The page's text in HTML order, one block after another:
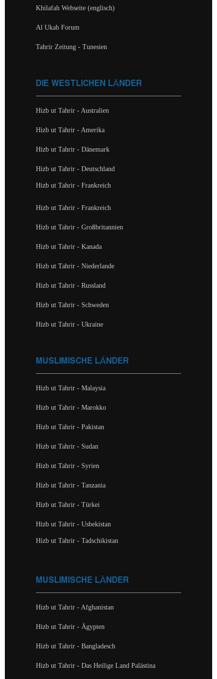
Khilafah Webseite (englisch)
Al Ukab Forum
Tahrir Zeitung - Tunesien
DIE WESTLICHEN LÄNDER
Hizb ut Tahrir - Australien
Hizb ut Tahrir - Amerika
Hizb ut Tahrir - Dänemark
Hizb ut Tahrir - Deutschland
Hizb ut Tahrir - Frankreich
Hizb ut Tahrir - Frankreich
Hizb ut Tahrir - Großbritannien
Hizb ut Tahrir - Kanada
Hizb ut Tahrir - Niederlande
Hizb ut Tahrir - Russland
Hizb ut Tahrir - Schweden
Hizb ut Tahrir - Ukraine
MUSLIMISCHE LÄNDER
Hizb ut Tahrir - Malaysia
Hizb ut Tahrir - Marokko
Hizb ut Tahrir - Pakistan
Hizb ut Tahrir - Sudan
Hizb ut Tahrir - Syrien
Hizb ut Tahrir - Tanzania
Hizb ut Tahrir - Türkei
Hizb ut Tahrir - Usbekistan
Hizb ut Tahrir - Tadschikistan
MUSLIMISCHE LÄNDER
Hizb ut Tahrir - Afghanistan
Hizb ut Tahrir - Ägypten
Hizb ut Tahrir - Bangladesch
Hizb ut Tahrir - Das Heilige Land Palästina